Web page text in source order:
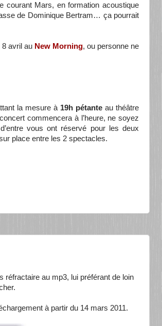
courant Mars, en formation acoustique
de Dominique Bertram… ça pourrait
8 avril au New Morning, ou personne ne
la mesure à 19h pétante au théâtre
commencera à l’heure, ne soyez
vous ont réservé pour les deux
place entre les 2 spectacles.
réfractaire au mp3, lui préférant de loin
à partir du 14 mars 2011.